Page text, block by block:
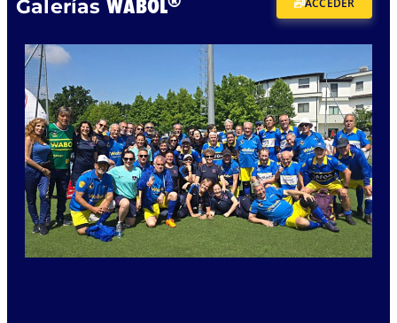
GaleríasWABOL ACCEDER